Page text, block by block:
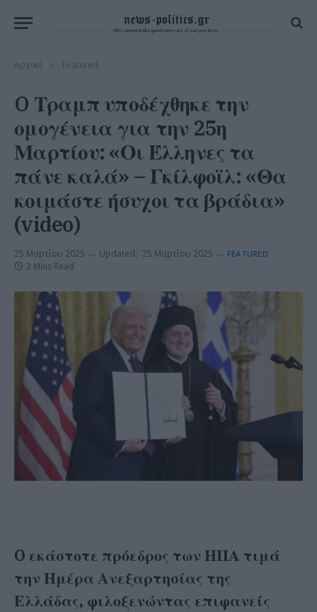
Αρχική Featured
O Τραμπ υποδέχθηκε την
ομογένεια για την 25η
Μαρτίου: «Οι Έλληνες τα
πάνε καλά» – Γκίλφοϊλ: «Θα
κοιμάστε ήσυχοι τα βράδια»
(video)
25 Μαρτίου 2025 Updated: 25 Μαρτίου 2025 FEATURED
2 Mins Read
O εκάστοτε πρόεδρος των ΗΠΑ τιμά
την Ημέρα Ανεξαρτησίας της
Ελλάδας, φιλοξενώντας επιφανείς